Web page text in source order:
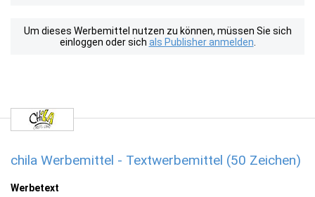
Um dieses Werbemittel nutzen zu können, müssen Sie sich
einloggen oder sich als Publisher anmelden
chila Werbemittel - Textwerbemittel (50 Zeichen)
Werbetext